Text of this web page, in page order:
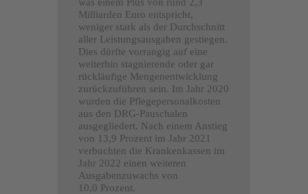
Milliarden Euro entspricht,
weniger stark als der Durchschnitt
aller Leistungsausgaben gestiegen.
Dies dürfte vorrangig auf eine
weiterhin stagnierende oder gar
rückläufige Mengenentwicklung
zurückzuführen sein. Im Jahr 2020
wurden die Pflegepersonalkosten
aus den DRG-Pauschalen
ausgegliedert. Nach einem Anstieg
von 13,9 Prozent im Jahr 2021
verbuchten die Krankenkassen im
Jahr 2022 einen weiteren
Ausgabenzuwachs von
10,0 Prozent.